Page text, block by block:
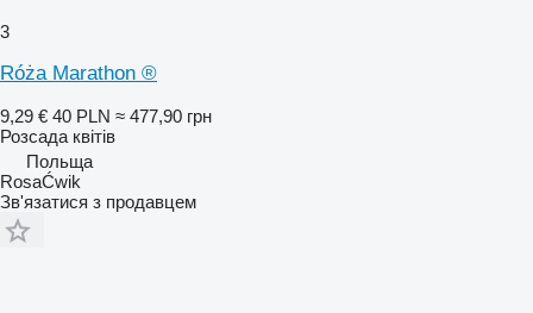
3
Róża Marathon ®
9,29 € 40 PLN ≈ 477,90 грн
Розсада квітів
Польща
RosaĆwik
Зв'язатися з продавцем